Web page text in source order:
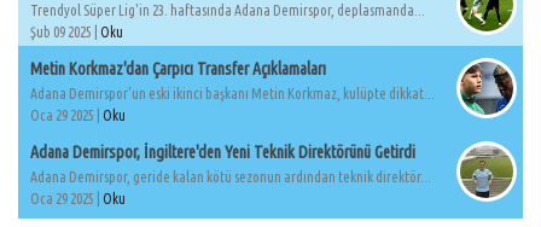
Trendyol Süper Lig'in 23. haftasında Adana Demirspor, deplasmanda...
Şub 09 2025 | Oku
Metin Korkmaz'dan Çarpıcı Transfer Açıklamaları
Adana Demirspor'un eski ikinci başkanı Metin Korkmaz, kulüpte dikkat...
Oca 29 2025 | Oku
Adana Demirspor, İngiltere'den Yeni Teknik Direktörünü Getirdi
Adana Demirspor, geride kalan kötü sezonun ardından teknik direktör...
Oca 29 2025 | Oku